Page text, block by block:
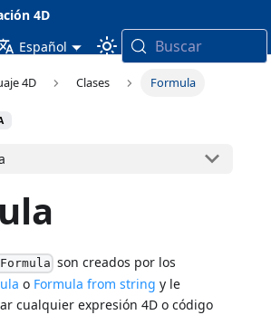
4D
Español Buscar
4D Clases Formula
son creados por los
o Formula from string y le
cualquier expresión 4D o código